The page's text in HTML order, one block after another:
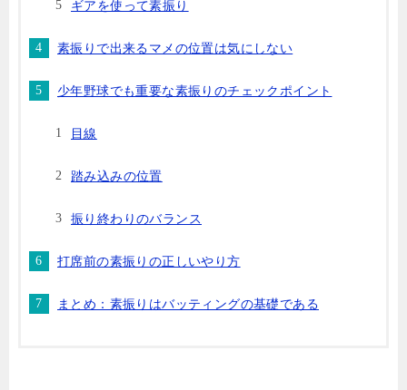
ギアを使って素振り
素振りで出来るマメの位置は気にしない
少年野球でも重要な素振りのチェックポイント
目線
踏み込みの位置
振り終わりのバランス
打席前の素振りの正しいやり方
まとめ：素振りはバッティングの基礎である